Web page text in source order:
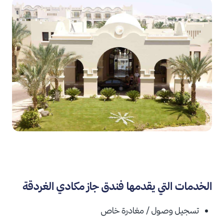
الخدمات التي يقدمها فندق جاز مكادي الغردقة
تسجيل وصول / مغادرة خاص